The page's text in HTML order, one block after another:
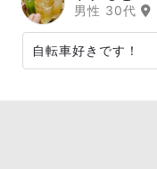
男性 30代
自転車好きです！